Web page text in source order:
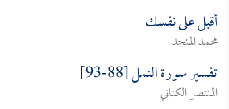
أقبل على نفسك
محمد المنجد
تفسير سورة النمل [88-93]
المنتصر الكتاني